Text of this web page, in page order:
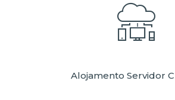
Alojamento Servidor